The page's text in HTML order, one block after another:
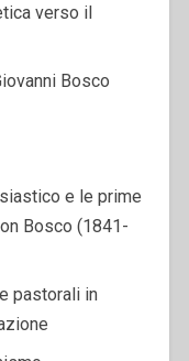
verso il
Bosco
e le prime
Bosco (1841-
pastorali in